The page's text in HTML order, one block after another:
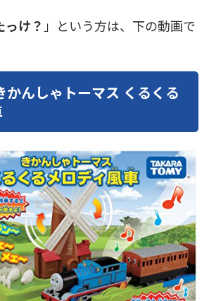
っけ？ 」という方は、下の動画で
かんしゃトーマス くるくる